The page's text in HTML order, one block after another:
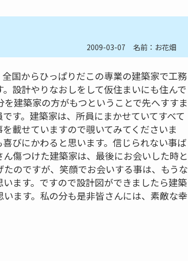
2009-03-07 名前：お花畑
国からひっぱりだこの専業の建築家で工務
設計やりなおしをして仮住まいにも住んで
建築家の方がもつということで先へすすま
す。建築家は、所員にまかせていてすべて
載せていますので覗いてみてくださいま
びにかわると思います。信じられない事ば
傷つけた建築家は、最後にお会いした時と
のですが、笑顔でお会いする事は、もうな
ます。ですので設計図ができましたら建築
ます。私の分も是非皆さんには、素敵な幸